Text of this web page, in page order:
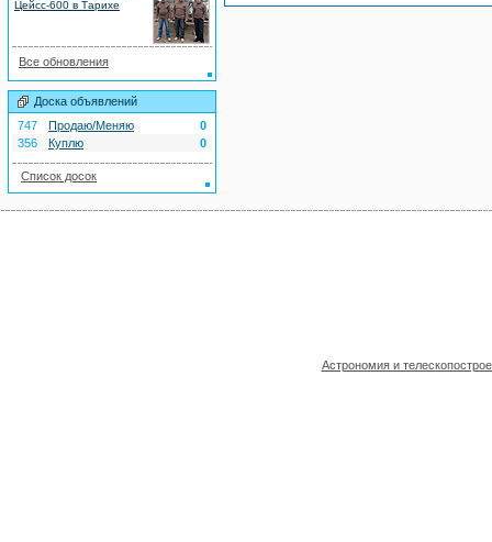
Цейсс-600 в Тарихе
Все обновления
Доска объявлений
747
Продаю/Меняю
0
356
Куплю 0
Список досок
Астрономия и